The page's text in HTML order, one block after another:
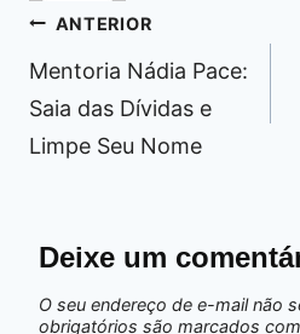
Navegação
de
Post
ANTERIOR
Mentoria Nádia Pace:
Saia das Dívidas e
Limpe Seu Nome
Deixe um
O seu endereço de e-mail não
obrigatórios são marcados com